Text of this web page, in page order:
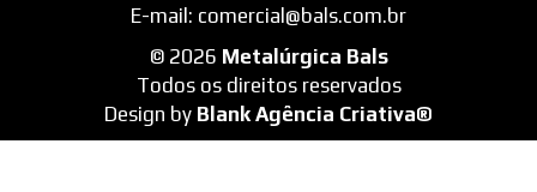
E-mail: comercial@bals.com.br
© 2026 Metalúrgica Bals
Todos os direitos reservados
Design by Blank Agência Criativa®